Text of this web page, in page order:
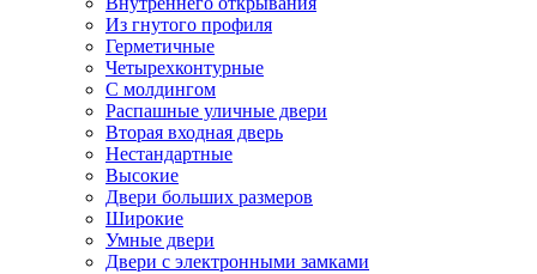
Из гнутого профиля
Герметичные
Четырехконтурные
С молдингом
Распашные уличные двери
Вторая входная дверь
Нестандартные
Высокие
Двери больших размеров
Широкие
Умные двери
Двери с электронными замками